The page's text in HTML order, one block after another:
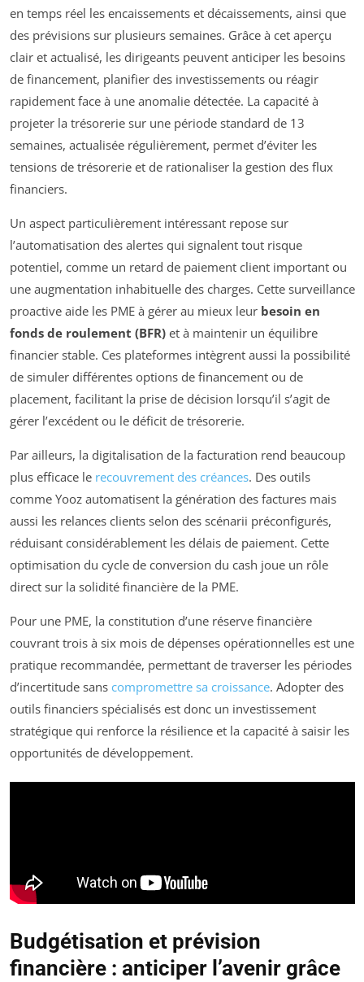
en temps réel les encaissements et décaissements, ainsi que
des prévisions sur plusieurs semaines. Grâce à cet aperçu
clair et actualisé, les dirigeants peuvent anticiper les besoins
de financement, planifier des investissements ou réagir
rapidement face à une anomalie détectée. La capacité à
projeter la trésorerie sur une période standard de 13
semaines, actualisée régulièrement, permet d’éviter les
tensions de trésorerie et de rationaliser la gestion des flux
financiers.
Un aspect particulièrement intéressant repose sur
l’automatisation des alertes qui signalent tout risque
potentiel, comme un retard de paiement client important ou
une augmentation inhabituelle des charges. Cette surveillance
proactive aide les PME à gérer au mieux leur besoin en
fonds de roulement (BFR) et à maintenir un équilibre
financier stable. Ces plateformes intègrent aussi la possibilité
de simuler différentes options de financement ou de
placement, facilitant la prise de décision lorsqu’il s’agit de
gérer l’excédent ou le déficit de trésorerie.
Par ailleurs, la digitalisation de la facturation rend beaucoup
plus efficace le recouvrement des créances. Des outils
comme Yooz automatisent la génération des factures mais
aussi les relances clients selon des scénarii préconfigurés,
réduisant considérablement les délais de paiement. Cette
optimisation du cycle de conversion du cash joue un rôle
direct sur la solidité financière de la PME.
Pour une PME, la constitution d’une réserve financière
couvrant trois à six mois de dépenses opérationnelles est une
pratique recommandée, permettant de traverser les périodes
d’incertitude sans compromettre sa croissance. Adopter des
outils financiers spécialisés est donc un investissement
stratégique qui renforce la résilience et la capacité à saisir les
opportunités de développement.
Budgétisation et prévision
financière : anticiper l’avenir grâce